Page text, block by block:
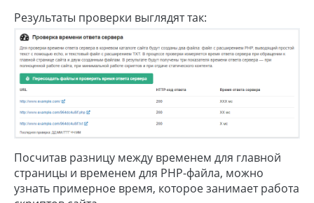
Результаты проверки выглядят так:
Посчитав разницу между временем для главной
страницы и временем для PHP-файла, можно
узнать примерное время, которое занимает работа